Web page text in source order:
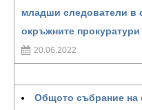
младши следователи в
окръжните прокуратури
20.06.2022
Общото събрание на